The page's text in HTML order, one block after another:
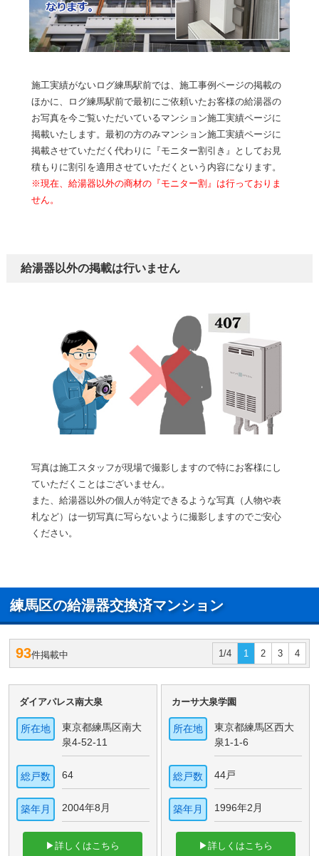
施工実績がないログ練馬駅前では、施工事例ページの掲載の
ほかに、ログ練馬駅前で最初にご依頼いたお客様の給湯器の
お写真を今ご覧いただいているマンション施工実績ページに
掲載いたします。最初の方のみマンション施工実績ページに
掲載させていただく代わりに『モニター割引き』としてお見
積もりに割引を適用させていただくという内容になります。
※現在、給湯器以外の商材の『モニター割』は行っておりま
せん。
給湯器以外の掲載は行いません
写真は施工スタッフが現場で撮影しますので特にお客様にし
ていただくことはございません。
また、給湯器以外の個人が特定できるような写真（人物や表
札など）は一切写真に写らないように撮影しますのでご安心
ください。
練馬区の給湯器交換済マンション
93件掲載中 1/4 1 2 3 4
ダイアパレス南大泉
所在地
東京都練馬区南大
泉4-52-11
総戸数 64
築年月 2004年8月
▶詳しくはこちら
カーサ大泉学園
所在地
東京都練馬区西大
泉1-1-6
総戸数 44戸
築年月 1996年2月
▶詳しくはこちら